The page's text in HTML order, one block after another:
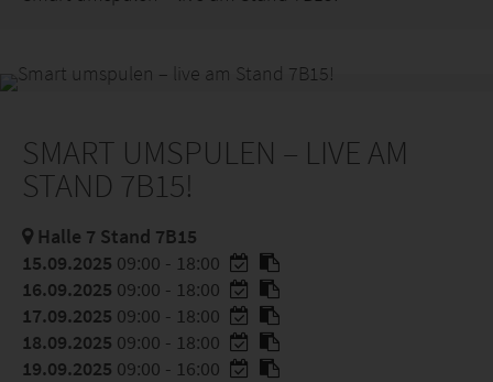
SMART UMSPULEN – LIVE AM
STAND 7B15!
Halle 7 Stand 7B15
15.09.2025 09:00 - 18:00
16.09.2025 09:00 - 18:00
17.09.2025 09:00 - 18:00
18.09.2025 09:00 - 18:00
19.09.2025 09:00 - 16:00